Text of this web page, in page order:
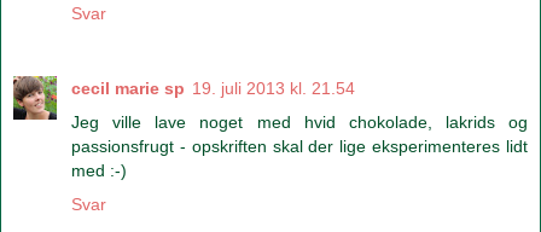
Svar
cecil marie sp 19. juli 2013 kl. 21.54
Jeg ville lave noget med hvid chokolade, lakrids og
passionsfrugt - opskriften skal der lige eksperimenteres lidt
med :-)
Svar